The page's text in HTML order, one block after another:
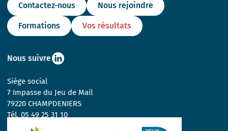
Contactez-nous Nous rejoindre
Formations Vos résultats
Nous suivre
Siège social
7 Impasse du Jeu de Mail
79220 CHAMPDENIERS
Tél. 05 49 25 31 10